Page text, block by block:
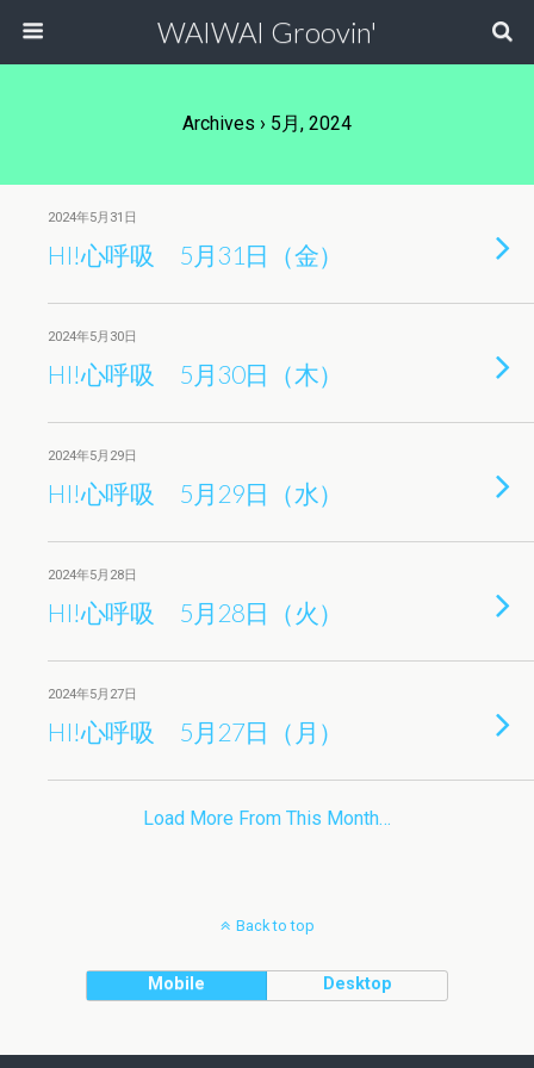
WAIWAI Groovin'
Archives › 5月, 2024
2024年5月31日
HI!心呼吸 5月31日（金）
2024年5月30日
HI!心呼吸 5月30日（木）
2024年5月29日
HI!心呼吸 5月29日（水）
2024年5月28日
HI!心呼吸 5月28日（火）
2024年5月27日
HI!心呼吸 5月27日（月）
Load More From This Month…
Back to top
Mobile Desktop